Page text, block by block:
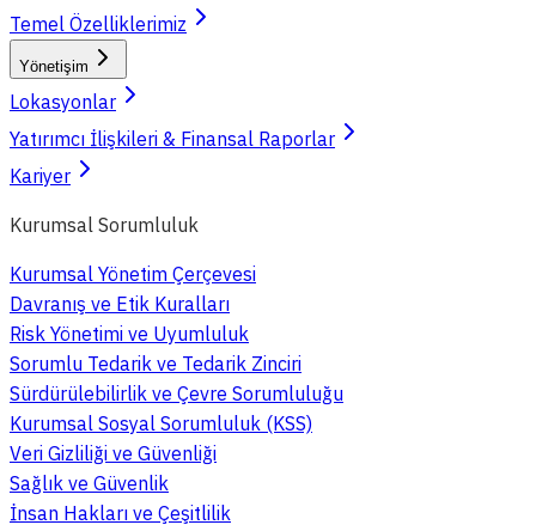
Temel Özelliklerimiz
Yönetişim
Lokasyonlar
Yatırımcı İlişkileri & Finansal Raporlar
Kariyer
Kurumsal Sorumluluk
Kurumsal Yönetim Çerçevesi
Davranış ve Etik Kuralları
Risk Yönetimi ve Uyumluluk
Sorumlu Tedarik ve Tedarik Zinciri
Sürdürülebilirlik ve Çevre Sorumluluğu
Kurumsal Sosyal Sorumluluk (KSS)
Veri Gizliliği ve Güvenliği
Sağlık ve Güvenlik
İnsan Hakları ve Çeşitlilik